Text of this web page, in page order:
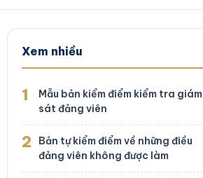
Xem nhiều
1
Mẫu bản kiểm điểm kiểm tra giám
sát đảng viên
2
Bản tự kiểm điểm về những điều
đảng viên không được làm